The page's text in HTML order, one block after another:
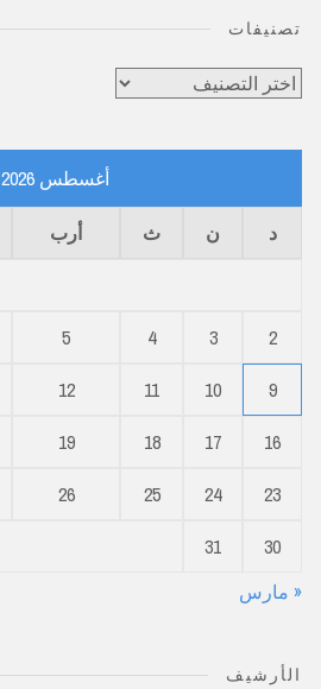
تصنيفات
تصنيفات
أغسطس 2026
د ن ث أرب
2
3
4
5
9
10
11
12
16
17
18
19
23
24
25
26
30
31
« مارس
الأرشيف